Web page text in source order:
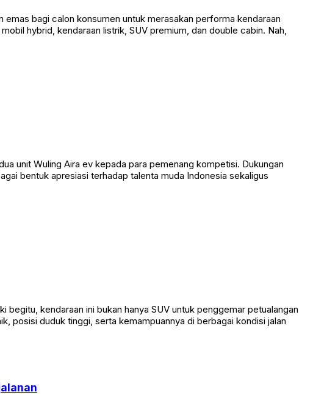
bagi calon konsumen untuk merasakan performa kendaraan
hybrid, kendaraan listrik, SUV premium, dan double cabin. Nah,
unit Wuling Aira ev kepada para pemenang kompetisi. Dukungan
bentuk apresiasi terhadap talenta muda Indonesia sekaligus
kendaraan ini bukan hanya SUV untuk penggemar petualangan
posisi duduk tinggi, serta kemampuannya di berbagai kondisi jalan